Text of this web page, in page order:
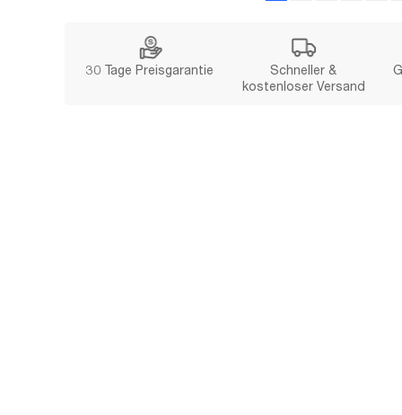
30 Tage Preisgarantie
Schneller &
kostenloser Versand